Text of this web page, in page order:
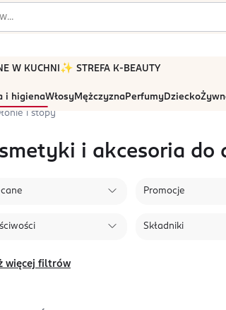
W KUCHNI ✨ STREFA K-BEAUTY
i higienaWłosyMężczyznaPerfumyDziecko
i stopy
i akcesoria do
Promocje
Składniki
więcej filtrów